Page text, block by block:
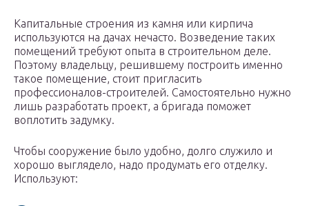
Капитальные строения из камня или кирпича
используются на дачах нечасто. Возведение таких
помещений требуют опыта в строительном деле.
Поэтому владельцу, решившему построить именно
такое помещение, стоит пригласить
профессионалов-строителей. Самостоятельно нужно
лишь разработать проект, а бригада поможет
воплотить задумку.
Чтобы сооружение было удобно, долго служило и
хорошо выглядело, надо продумать его отделку.
Используют: